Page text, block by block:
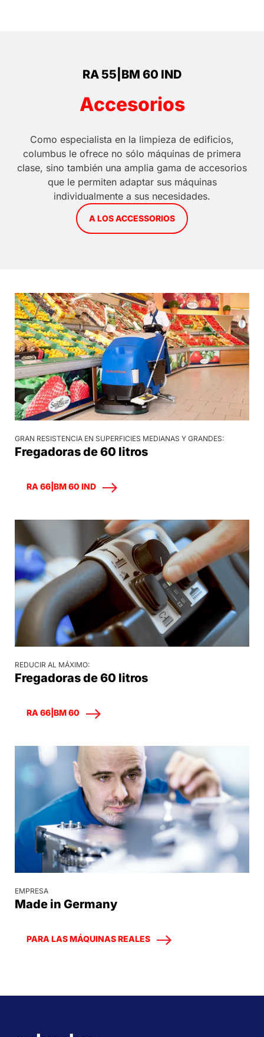
RA 55|BM 60 IND
Accesorios
Como especialista en la limpieza de edificios,
columbus le ofrece no sólo máquinas de primera
clase, sino también una amplia gama de accesorios
que le permiten adaptar sus máquinas
individualmente a sus necesidades.
A LOS ACCESSORIOS
GRAN RESISTENCIA EN SUPERFICIES MEDIANAS Y GRANDES:
Fregadoras de 60 litros
RA 66|BM 60 IND
REDUCIR AL MÁXIMO:
Fregadoras de 60 litros
RA 66|BM 60
EMPRESA
Made in Germany
PARA LAS MÁQUINAS REALES